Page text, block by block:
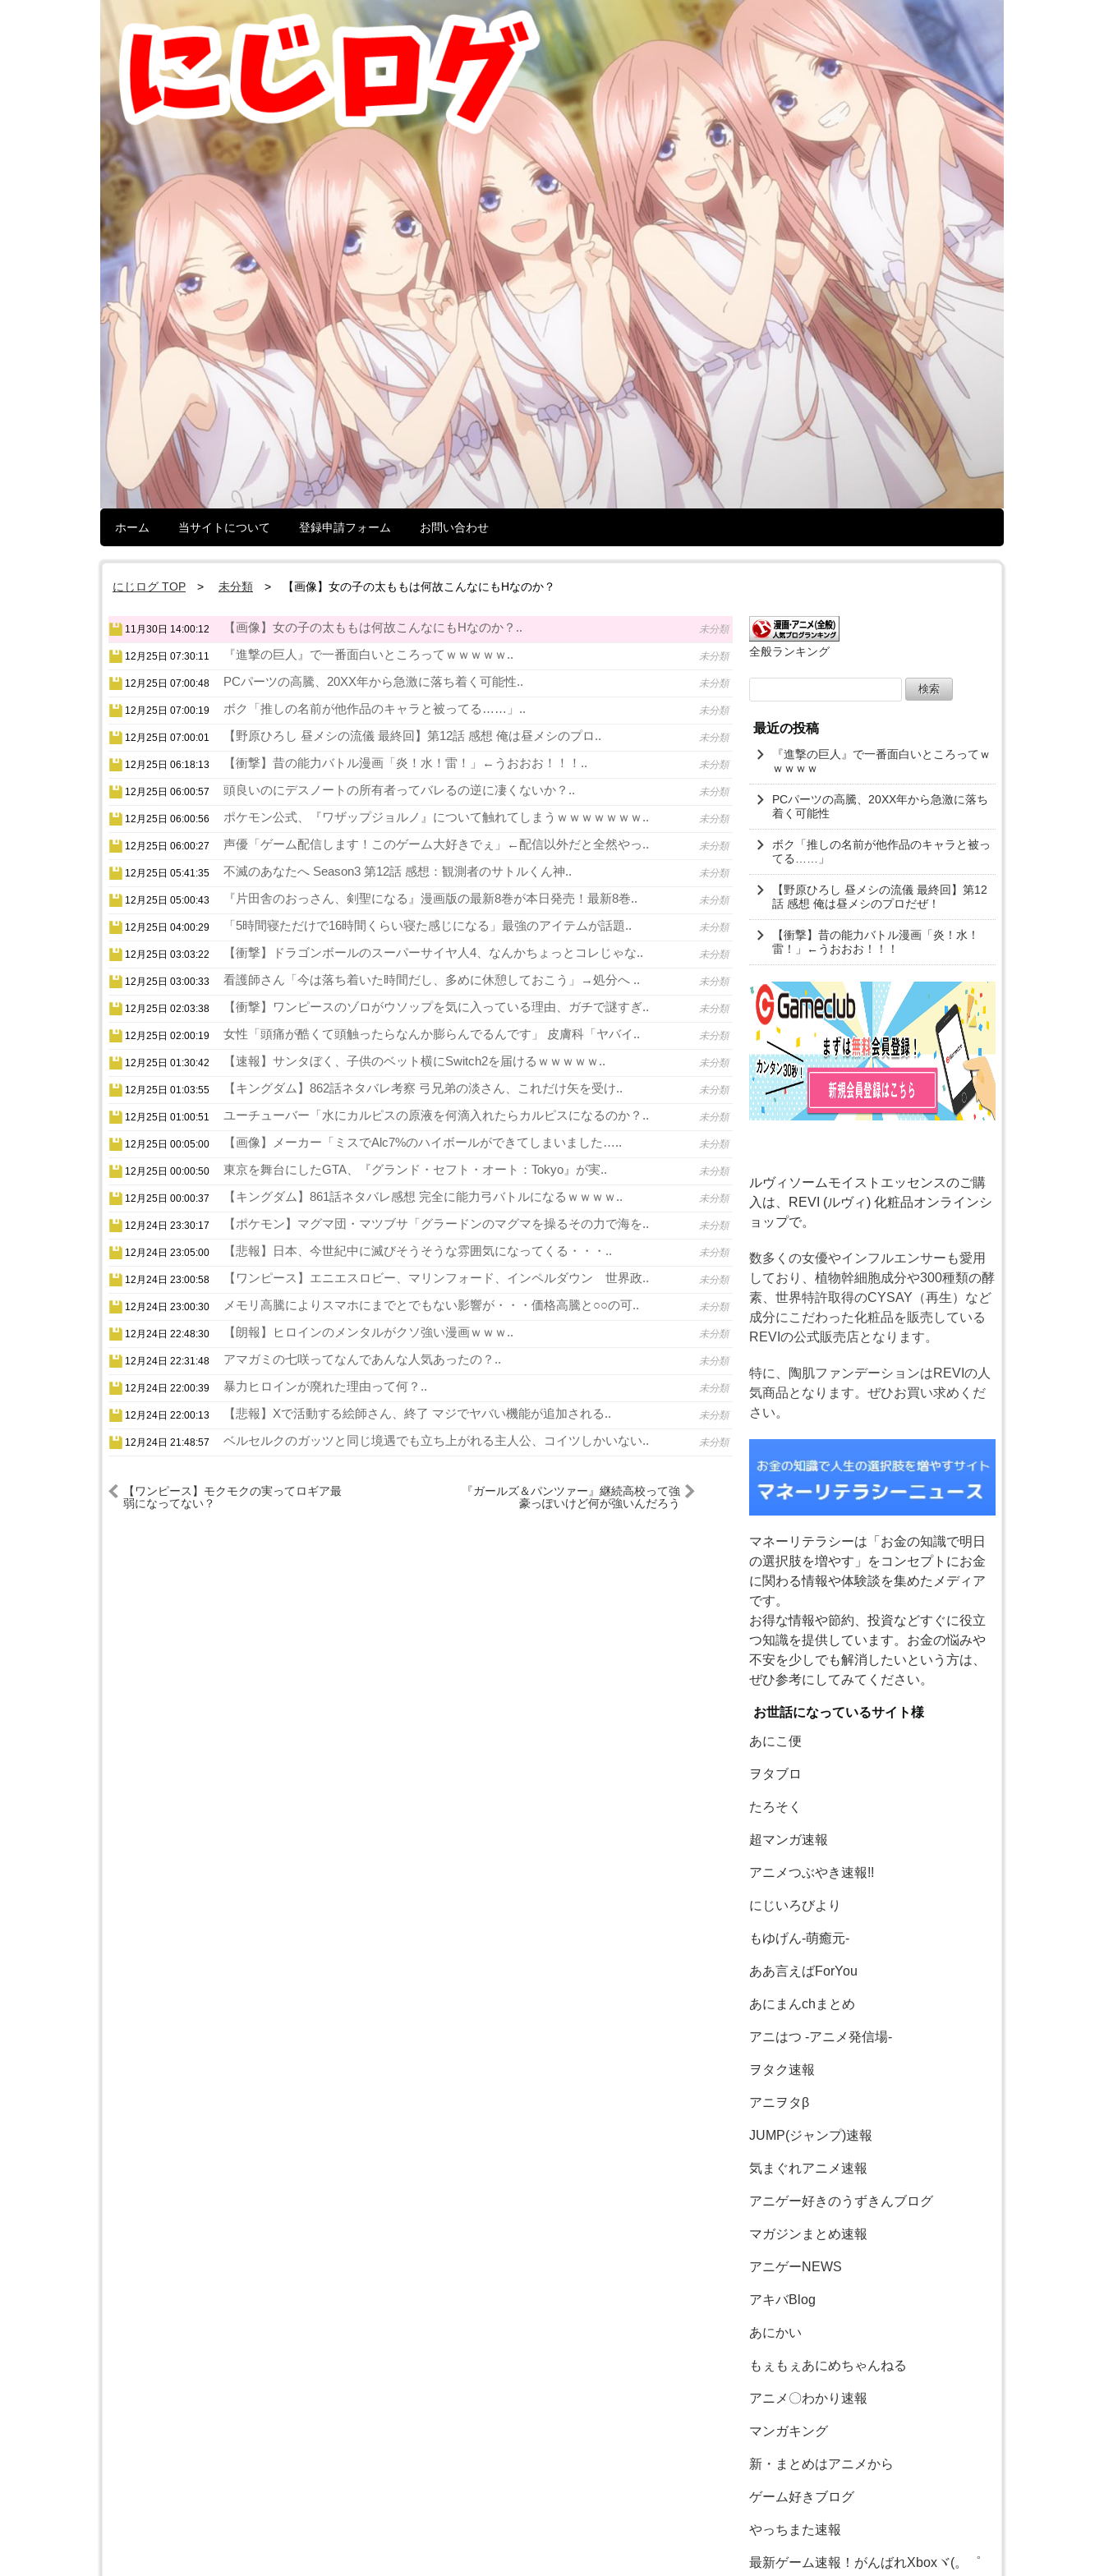
ホーム 当サイトについて 登録申請フォーム お問い合わせ
にじログ TOP 未分類 【画像】女の子の太ももは何故こんなにもHなのか？
11月30日 14:00:12 【画像】女の子の太ももは何故こんなにもHなのか？.. 未分類
12月25日 07:30:11 『進撃の巨人』で一番面白いところってｗｗｗｗｗ.. 未分類
12月25日 07:00:48 PCパーツの高騰、20XX年から急激に落ち着く可能性.. 未分類
12月25日 07:00:19 ボク「推しの名前が他作品のキャラと被ってる……」.. 未分類
12月25日 07:00:01 【野原ひろし 昼メシの流儀 最終回】第12話 感想 俺は昼メシのプロ.. 未分類
12月25日 06:18:13 【衝撃】昔の能力バトル漫画「炎！水！雷！」←うおおお！！！.. 未分類
12月25日 06:00:57 頭良いのにデスノートの所有者ってバレるの逆に凄くないか？.. 未分類
12月25日 06:00:56 ポケモン公式、『ワザップジョルノ』について触れてしまうｗｗｗｗｗｗｗ.. 未分類
12月25日 06:00:27 声優「ゲーム配信します！このゲーム大好きでぇ」←配信以外だと全然やっ.. 未分類
12月25日 05:41:35 不滅のあなたへ Season3 第12話 感想：観測者のサトルくん神.. 未分類
12月25日 05:00:43 『片田舎のおっさん、剣聖になる』漫画版の最新8巻が本日発売！最新8巻.. 未分類
12月25日 04:00:29 「5時間寝ただけで16時間くらい寝た感じになる」最強のアイテムが話題.. 未分類
12月25日 03:03:22 【衝撃】ドラゴンボールのスーパーサイヤ人4、なんかちょっとコレじゃな.. 未分類
12月25日 03:00:33 看護師さん「今は落ち着いた時間だし、多めに休憩しておこう」→処分へ .. 未分類
12月25日 02:03:38 【衝撃】ワンピースのゾロがウソップを気に入っている理由、ガチで謎すぎ.. 未分類
12月25日 02:00:19 女性「頭痛が酷くて頭触ったらなんか膨らんでるんです」 皮膚科「ヤバイ.. 未分類
12月25日 01:30:42 【速報】サンタぼく、子供のベット横にSwitch2を届けるｗｗｗｗｗ.. 未分類
12月25日 01:03:55 【キングダム】862話ネタバレ考察 弓兄弟の淡さん、これだけ矢を受け.. 未分類
12月25日 01:00:51 ユーチューバー「水にカルピスの原液を何滴入れたらカルピスになるのか？.. 未分類
12月25日 00:05:00 【画像】メーカー「ミスでAlc7%のハイボールができてしまいました….. 未分類
12月25日 00:00:50 東京を舞台にしたGTA、『グランド・セフト・オート：Tokyo』が実.. 未分類
12月25日 00:00:37 【キングダム】861話ネタバレ感想 完全に能力弓バトルになるｗｗｗｗ.. 未分類
12月24日 23:30:17 【ポケモン】マグマ団・マツブサ「グラードンのマグマを操るその力で海を.. 未分類
12月24日 23:05:00 【悲報】日本、今世紀中に滅びそうそうな雰囲気になってくる・・・.. 未分類
12月24日 23:00:58 【ワンピース】エニエスロビー、マリンフォード、インペルダウン 世界政.. 未分類
12月24日 23:00:30 メモリ高騰によりスマホにまでとでもない影響が・・・価格高騰と○○の可.. 未分類
12月24日 22:48:30 【朗報】ヒロインのメンタルがクソ強い漫画ｗｗｗ.. 未分類
12月24日 22:31:48 アマガミの七咲ってなんであんな人気あったの？.. 未分類
12月24日 22:00:39 暴力ヒロインが廃れた理由って何？.. 未分類
12月24日 22:00:13 【悲報】Xで活動する絵師さん、終了 マジでヤバい機能が追加される.. 未分類
12月24日 21:48:57 ベルセルクのガッツと同じ境遇でも立ち上がれる主人公、コイツしかいない.. 未分類
【ワンピース】モクモクの実ってロギア最
弱になってない？
『ガールズ＆パンツァー』継続高校って強
豪っぽいけど何が強いんだろう
全般ランキング
索:
最近の投稿
『進撃の巨人』で一番面白いところってｗ
ｗｗｗｗ
PCパーツの高騰、20XX年から急激に落ち
着く可能性
ボク「推しの名前が他作品のキャラと被っ
てる……」
【野原ひろし 昼メシの流儀 最終回】第12
話 感想 俺は昼メシのプロだぜ！
【衝撃】昔の能力バトル漫画「炎！水！
雷！」←うおおお！！！
ルヴィソームモイストエッセンスのご購
入は、REVI (ルヴィ) 化粧品オンラインシ
ョップで。
数多くの女優やインフルエンサーも愛用
しており、植物幹細胞成分や300種類の酵
素、世界特許取得のCYSAY（再生）など
成分にこだわった化粧品を販売している
REVIの公式販売店となります。
特に、陶肌ファンデーションはREVIの人
気商品となります。ぜひお買い求めくだ
さい。
マネーリテラシーは「お金の知識で明日
の選択肢を増やす」をコンセプトにお金
に関わる情報や体験談を集めたメディア
です。
お得な情報や節約、投資などすぐに役立
つ知識を提供しています。お金の悩みや
不安を少しでも解消したいという方は、
ぜひ参考にしてみてください。
お世話になっているサイト様
あにこ便
ヲタブロ
たろそく
超マンガ速報
アニメつぶやき速報!!
にじいろびより
もゆげん-萌癒元-
ああ言えばForYou
あにまんchまとめ
アニはつ -アニメ発信場-
ヲタク速報
アニヲタβ
JUMP(ジャンプ)速報
気まぐれアニメ速報
アニゲー好きのうずきんブログ
マガジンまとめ速報
アニゲーNEWS
アキバBlog
あにかい
もぇもぇあにめちゃんねる
アニメ〇わかり速報
マンガキング
新・まとめはアニメから
ゲーム好きブログ
やっちまた速報
最新ゲーム速報！がんばれXboxヾ(。゜